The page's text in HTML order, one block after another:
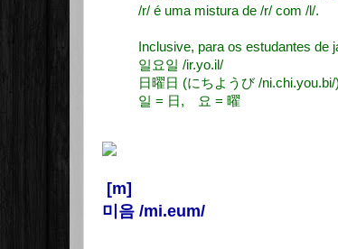
/r/ é uma mistura de /r/ com /l/.
Inclusive, para os estudantes de
일요일 /ir.yo.il/
日曜日 (にちようび /ni.chi.you.bi/)
일 = 日, 요 = 曜
[m]
미음 /mi.eum/